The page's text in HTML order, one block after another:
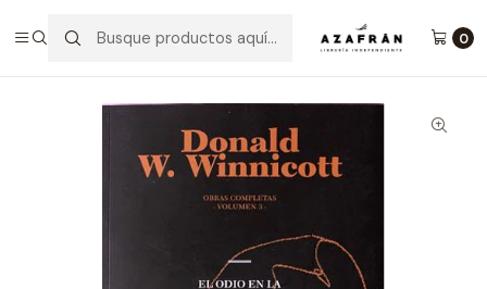
0
Psicología
Obras Completas Vol. 3